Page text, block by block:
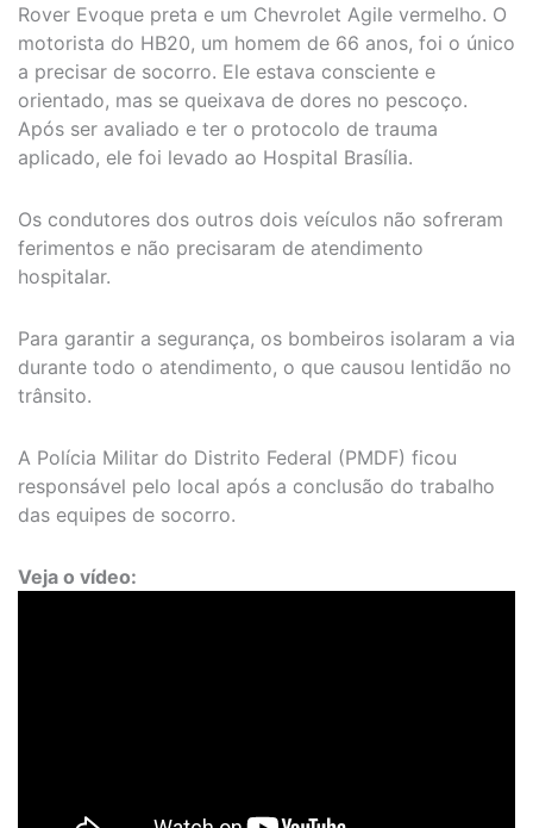
Rover Evoque preta e um Chevrolet Agile vermelho. O
motorista do HB20, um homem de 66 anos, foi o único
a precisar de socorro. Ele estava consciente e
orientado, mas se queixava de dores no pescoço.
Após ser avaliado e ter o protocolo de trauma
aplicado, ele foi levado ao Hospital Brasília.
Os condutores dos outros dois veículos não sofreram
ferimentos e não precisaram de atendimento
hospitalar.
Para garantir a segurança, os bombeiros isolaram a via
durante todo o atendimento, o que causou lentidão no
trânsito.
A Polícia Militar do Distrito Federal (PMDF) ficou
responsável pelo local após a conclusão do trabalho
das equipes de socorro.
Veja o vídeo: